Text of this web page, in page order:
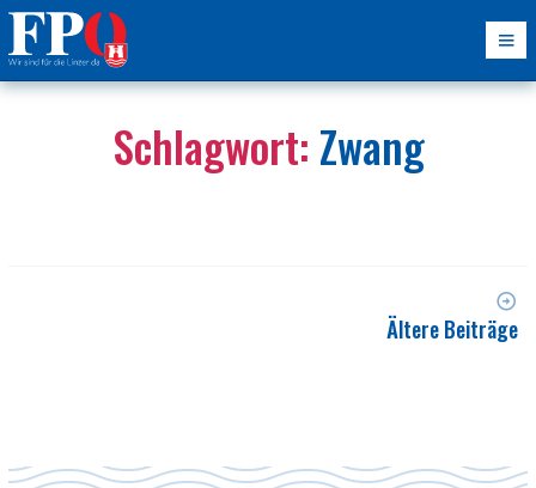
Schlagwort: Zwang
Ältere Beiträge